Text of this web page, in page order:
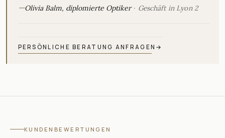
—Olivia Balm, diplomierte Optiker Geschäft in Lyon 2
PERSÖNLICHE BERATUNG ANFRAGEN →
KUNDENBEWERTUNGEN